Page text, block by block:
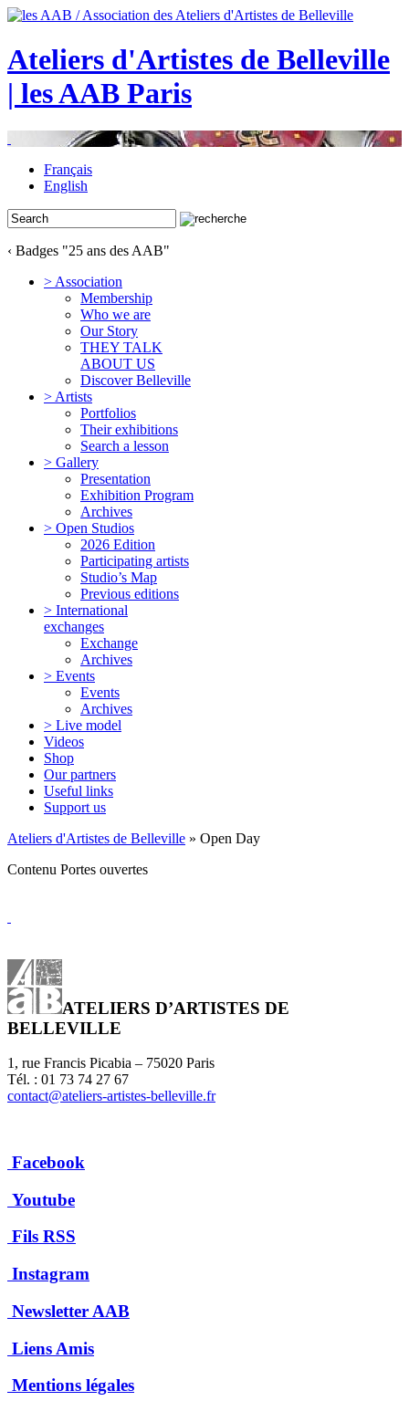
Ateliers d'Artistes de Belleville
| les AAB Paris
Français
English
‹ Badges "25 ans des AAB"
> Association
Membership
Who we are
Our Story
THEY TALK
ABOUT US
Discover Belleville
> Artists
Portfolios
Their exhibitions
Search a lesson
> Gallery
Presentation
Exhibition Program
Archives
> Open Studios
2026 Edition
Participating artists
Studio’s Map
Previous editions
> International
exchanges
Exchange
Archives
> Events
Events
Archives
> Live model
Videos
Shop
Our partners
Useful links
Support us
Ateliers d'Artistes de Belleville » Open Day
Contenu Portes ouvertes
ATELIERS D’ARTISTES DE
BELLEVILLE
1, rue Francis Picabia – 75020 Paris
Tél. : 01 73 74 27 67
contact@ateliers-artistes-belleville.fr
Facebook
Youtube
Fils RSS
Instagram
Newsletter AAB
Liens Amis
Mentions légales